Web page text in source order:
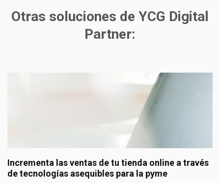
Otras soluciones de YCG Digital
Partner:
Incrementa las ventas de tu tienda online a través
de tecnologías asequibles para la pyme